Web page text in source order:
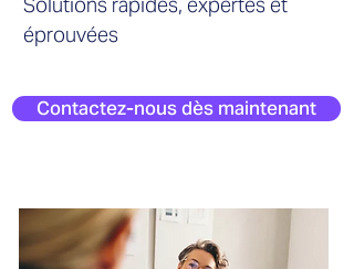
éprouvées
Contactez-nous dès maintenant